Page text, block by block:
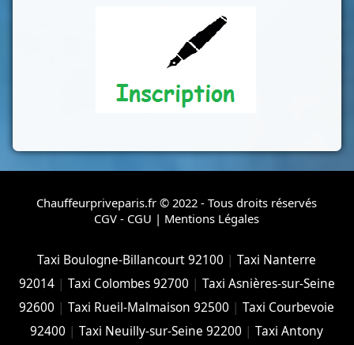
Chauffeurpriveparis.fr © 2022 - Tous droits réservés
CGV - CGU | Mentions Légales
Taxi Boulogne-Billancourt 92100 |Taxi Nanterre
92014| Taxi Colombes 92700 | Taxi Asnières-sur-Seine
92600 |Taxi Rueil-Malmaison 92500 |Taxi Courbevoie
92400 |Taxi Neuilly-sur-Seine 92200 |Taxi Antony